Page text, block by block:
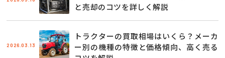
と売却のコツを詳しく解説
2026.03.13
トラクターの買取相場はいくら？メーカ
ー別の機種の特徴と価格傾向、高く売る